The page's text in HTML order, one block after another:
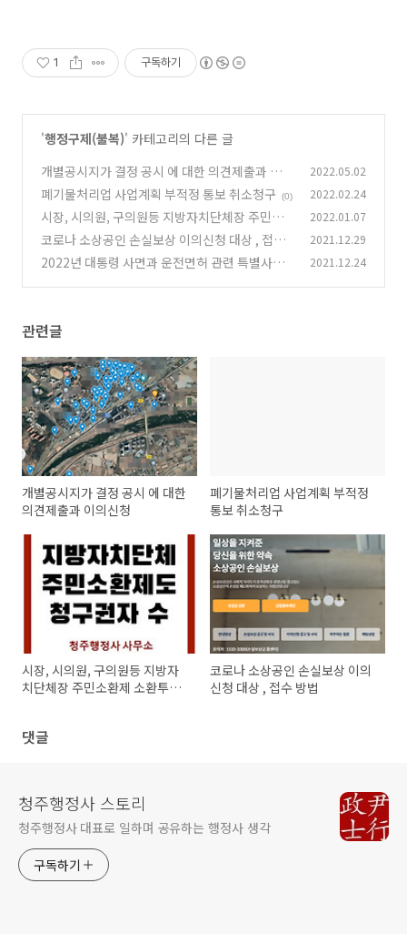
1 구독하기
'행정구제(불복)' 카테고리의 다른 글
개별공시지가 결정 공시 에 대한 의견제출과 이의
신청
(0)
2022.05.02
폐기물처리업 사업계획 부적정 통보 취소청구 (0) 2022.02.24
시장, 시의원, 구의원등 지방자치단체장 주민소
환제 소환투표 필요 인원 (0)
2022.01.07
코로나 소상공인 손실보상 이의신청 대상 , 접수
방법
(0)
2021.12.29
2022년 대통령 사면과 운전면허 관련 특별사면
2021.12.24
관련글
개별공시지가 결정 공시 에 대한
의견제출과 이의신청
폐기물처리업 사업계획 부적정
통보 취소청구
시장, 시의원, 구의원등 지방자
치단체장 주민소환제 소환투표
코로나 소상공인 손실보상 이의
신청 대상 , 접수 방법
댓글
청주행정사 스토리
청주행정사 대표로 일하며 공유하는 행정사 생각
구독하기